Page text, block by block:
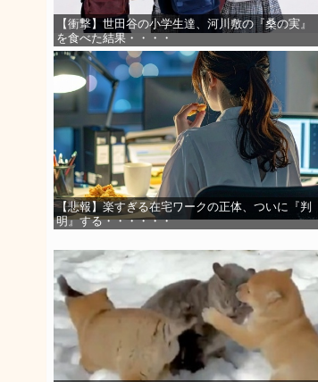
【衝撃】世田谷の小学生達、河川敷の『桑の実』
を食べた結果・・・・
【悲報】楽すぎる在宅ワークの正体、ついに『判
明』する・・・・・・